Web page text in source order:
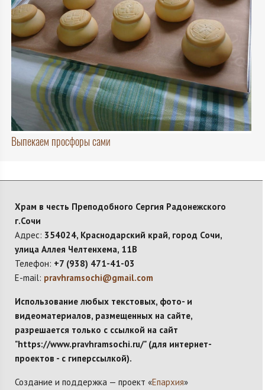
Выпекаем просфоры сами
Храм в честь Преподобного Сергия Радонежского
г.Сочи
Адрес: 354024, Краснодарский край, город Сочи,
улица Аллея Челтенхема, 11В
Телефон: +7 (938) 471-41-03
E-mail: pravhramsochi@gmail.com
Использование любых текстовых, фото- и
видеоматериалов, размещенных на сайте,
разрешается только с ссылкой на сайт
"https://www.pravhramsochi.ru/" (для интернет-
проектов - с гиперссылкой).
Создание и поддержка — проект «Епархия»